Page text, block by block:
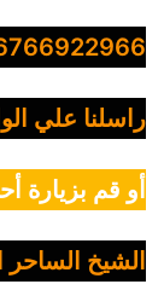
راسلنا علي
أو قم بزيارة
الشيخ الساحر